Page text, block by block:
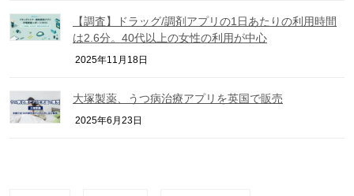
【調査】ドラッグ/調剤アプリの1日あたりの利用時間
は2.6分。40代以上の女性の利用が中心
2025年11月18日
大塚製薬、うつ病治療アプリを英国で販売
2025年6月23日